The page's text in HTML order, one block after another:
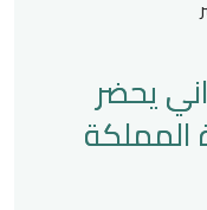
يحضر
المملكة